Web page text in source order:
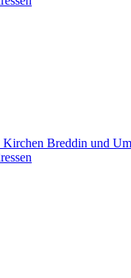
Kirchen Breddin und